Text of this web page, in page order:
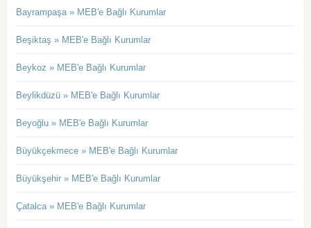
Bayrampaşa » MEB'e Bağlı Kurumlar
Beşiktaş » MEB'e Bağlı Kurumlar
Beykoz » MEB'e Bağlı Kurumlar
Beylikdüzü » MEB'e Bağlı Kurumlar
Beyoğlu » MEB'e Bağlı Kurumlar
Büyükçekmece » MEB'e Bağlı Kurumlar
Büyükşehir » MEB'e Bağlı Kurumlar
Çatalca » MEB'e Bağlı Kurumlar